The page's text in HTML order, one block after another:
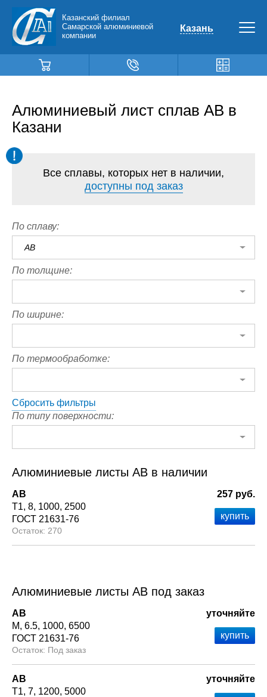
Казанский филиал
Самарской алюминиевой
компании
Казань
Алюминиевый лист сплав АВ в
Казани
Все сплавы, которых нет в наличии,
доступны под заказ
По сплаву:
АВ
По толщине:
По ширине:
По термообработке:
Сбросить фильтры
По типу поверхности:
Алюминиевые листы АВ в наличии
АВ
Т1 8 1000 2500
ГОСТ 21631-76
270
257 руб.
Алюминиевые листы АВ под заказ
АВ
М 6.5 1000 6500
ГОСТ 21631-76
Под заказ
уточняйте
АВ
Т1 7 1200 5000
уточняйте